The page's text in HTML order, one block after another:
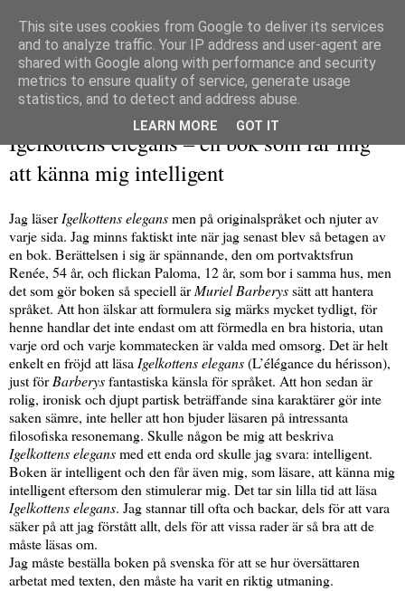
torsdag 24 september 2009
Igelkottens elegans – en bok som får mig
att känna mig intelligent
Jag läserIgelkottens elegansmen på originalspråket och njuter av
varje sida. Jag minns faktiskt inte när jag senast blev så betagen av
en bok. Berättelsen i sig är spännande, den om portvaktsfrun
Renée, 54 år, och flickan Paloma, 12 år, som bor i samma hus, men
det som gör boken så speciell ärMuriel Barberyssätt att hantera
språket. Att hon älskar att formulera sig märks mycket tydligt, för
henne handlar det inte endast om att förmedla en bra historia, utan
varje ord och varje kommatecken är valda med omsorg. Det är helt
enkelt en fröjd att läsa Igelkottens elegans(L’élégance du hérisson),
just förBarberysfantastiska känsla för språket. Att hon sedan är
rolig, ironisk och djupt partisk beträffande sina karaktärer gör inte
saken sämre, inte heller att hon bjuder läsaren på intressanta
filosofiska resonemang. Skulle någon be mig att beskriva
Igelkottens elegansmed ett enda ord skulle jag svara: intelligent.
Boken är intelligent och den får även mig, som läsare, att känna mig
intelligent eftersom den stimulerar mig. Det tar sin lilla tid att läsa
Igelkottens elegans. Jag stannar till ofta och backar, dels för att vara
säker på att jag förstått allt, dels för att vissa rader är så bra att de
måste läsas om.
Jag måste beställa boken på svenska för att se hur översättaren
arbetat med texten, den måste ha varit en riktig utmaning.
This site uses cookies from Google to deliver its services
and to analyze traffic. Your IP address and user-agent are
shared with Google along with performance and security
metrics to ensure quality of service, generate usage
statistics, and to detect and address abuse.
LEARN MORE GOT IT